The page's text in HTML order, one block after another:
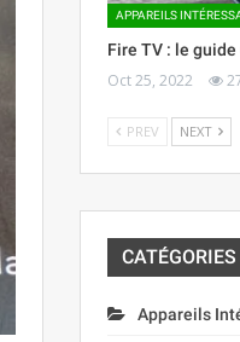
APPAREILS
Fire TV : le
Oct 25, 2022
PREV NEXT
CATÉGORIES
Appareils